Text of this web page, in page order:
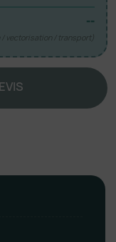
--
/ vectorisation / transport)